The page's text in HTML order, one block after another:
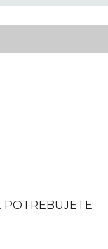
POTREBUJETE